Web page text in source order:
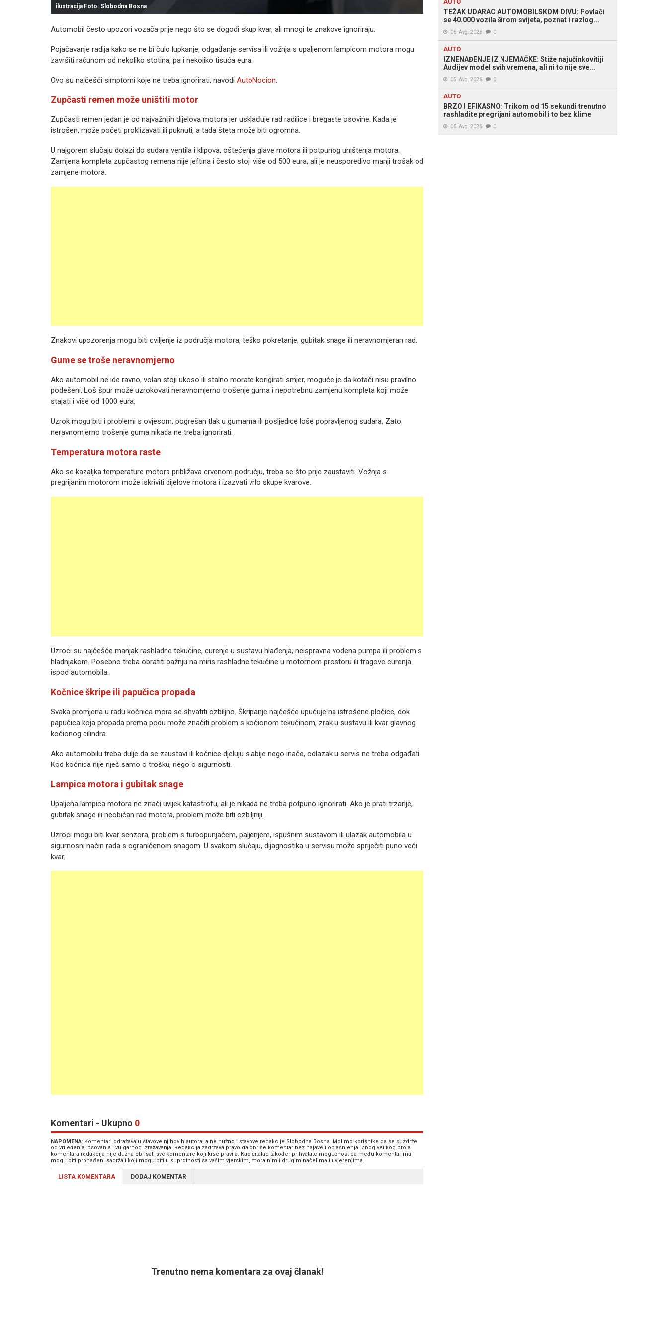
ilustracija Foto: Slobodna Bosna
Automobil često upozori vozača prije nego što se dogodi skup kvar, ali mnogi te znakove ignoriraju.
Pojačavanje radija kako se ne bi čulo lupkanje, odgađanje servisa ili vožnja s upaljenom lampicom motora mogu
završiti računom od nekoliko stotina, pa i nekoliko tisuća eura.
Ovo su najčešći simptomi koje ne treba ignorirati, navodi AutoNocion.
Zupčasti remen može uništiti motor
Zupčasti remen jedan je od najvažnijih dijelova motora jer usklađuje rad radilice i bregaste osovine. Kada je
istrošen, može početi proklizavati ili puknuti, a tada šteta može biti ogromna.
U najgorem slučaju dolazi do sudara ventila i klipova, oštećenja glave motora ili potpunog uništenja motora.
Zamjena kompleta zupčastog remena nije jeftina i često stoji više od 500 eura, ali je neusporedivo manji trošak od
zamjene motora.
Znakovi upozorenja mogu biti cviljenje iz područja motora, teško pokretanje, gubitak snage ili neravnomjeran rad.
Gume se troše neravnomjerno
Ako automobil ne ide ravno, volan stoji ukoso ili stalno morate korigirati smjer, moguće je da kotači nisu pravilno
podešeni. Loš špur može uzrokovati neravnomjerno trošenje guma i nepotrebnu zamjenu kompleta koji može
stajati i više od 1000 eura.
Uzrok mogu biti i problemi s ovjesom, pogrešan tlak u gumama ili posljedice loše popravljenog sudara. Zato
neravnomjerno trošenje guma nikada ne treba ignorirati.
Temperatura motora raste
Ako se kazaljka temperature motora približava crvenom području, treba se što prije zaustaviti. Vožnja s
pregrijanim motorom može iskriviti dijelove motora i izazvati vrlo skupe kvarove.
Uzroci su najčešće manjak rashladne tekućine, curenje u sustavu hlađenja, neispravna vodena pumpa ili problem s
hladnjakom. Posebno treba obratiti pažnju na miris rashladne tekućine u motornom prostoru ili tragove curenja
ispod automobila.
Kočnice škripe ili papučica propada
Svaka promjena u radu kočnica mora se shvatiti ozbiljno. Škripanje najčešće upućuje na istrošene pločice, dok
papučica koja propada prema podu može značiti problem s kočionom tekućinom, zrak u sustavu ili kvar glavnog
kočionog cilindra.
Ako automobilu treba dulje da se zaustavi ili kočnice djeluju slabije nego inače, odlazak u servis ne treba odgađati.
Kod kočnica nije riječ samo o trošku, nego o sigurnosti.
Lampica motora i gubitak snage
Upaljena lampica motora ne znači uvijek katastrofu, ali je nikada ne treba potpuno ignorirati. Ako je prati trzanje,
gubitak snage ili neobičan rad motora, problem može biti ozbiljniji.
Uzroci mogu biti kvar senzora, problem s turbopunjačem, paljenjem, ispušnim sustavom ili ulazak automobila u
sigurnosni način rada s ograničenom snagom. U svakom slučaju, dijagnostika u servisu može spriječiti puno veći
kvar.
Komentari - Ukupno 0
NAPOMENA: Komentari odražavaju stavove njihovih autora, a ne nužno i stavove redakcije Slobodna Bosna. Molimo korisnike da se suzdrže
od vrijeđanja, psovanja i vulgarnog izražavanja. Redakcija zadržava pravo da obriše komentar bez najave i objašnjenja. Zbog velikog broja
komentara redakcija nije dužna obrisati sve komentare koji krše pravila. Kao čitalac također prihvatate mogućnost da među komentarima
mogu biti pronađeni sadržaji koji mogu biti u suprotnosti sa vašim vjerskim, moralnim i drugim načelima i uvjerenjima.
LISTA KOMENTARA DODAJ KOMENTAR
Trenutno nema komentara za ovaj članak!
AUTO
TEŽAK UDARAC AUTOMOBILSKOM DIVU: Povlači
se 40.000 vozila širom svijeta, poznat i razlog...
06. Avg. 2026 0
AUTO
IZNENAĐENJE IZ NJEMAČKE: Stiže najučinkovitiji
Audijev model svih vremena, ali ni to nije sve...
05. Avg. 2026 0
AUTO
BRZO I EFIKASNO: Trikom od 15 sekundi trenutno
rashladite pregrijani automobil i to bez klime
06. Avg. 2026 0